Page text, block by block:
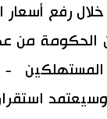
رفع أسعار
الحكومة من
-
استقرار